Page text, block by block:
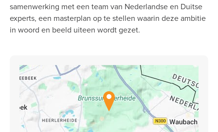
samenwerking met een team van Nederlandse en Duitse
experts, een masterplan op te stellen waarin deze ambitie
in woord en beeld uiteen wordt gezet.